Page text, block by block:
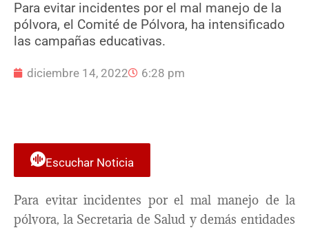
Para evitar incidentes por el mal manejo de la
pólvora, el Comité de Pólvora, ha intensificado
las campañas educativas.
diciembre 14, 2022 6:28 pm
Escuchar Noticia
Para evitar incidentes por el mal manejo de la
pólvora, la Secretaria de Salud y demás entidades